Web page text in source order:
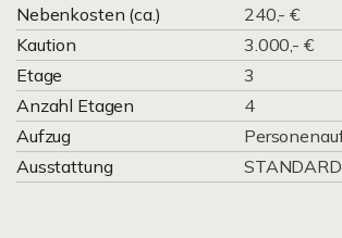
Nebenkosten (ca.)
240,- €
Kaution
3.000,- €
Etage
3
Anzahl Etagen
4
Aufzug
Ausstattung
STANDARD